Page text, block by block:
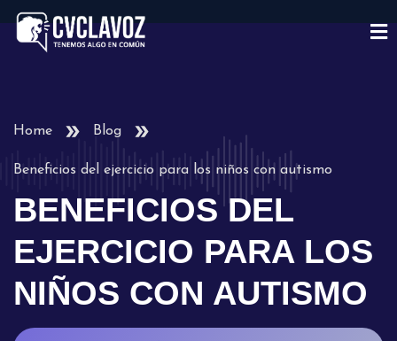
Home Blog
Beneficios del ejercicio para los niños con autismo
BENEFICIOS DEL
EJERCICIO PARA LOS
NIÑOS CON AUTISMO